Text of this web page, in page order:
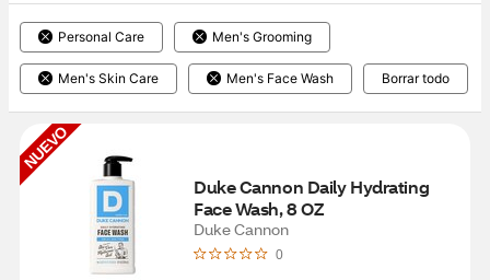
Personal Care Men's Grooming
Men's Skin Care Men's Face Wash Borrar todo
NUEVO
Duke Cannon Daily Hydrating
Face Wash, 8 OZ
Duke Cannon
0